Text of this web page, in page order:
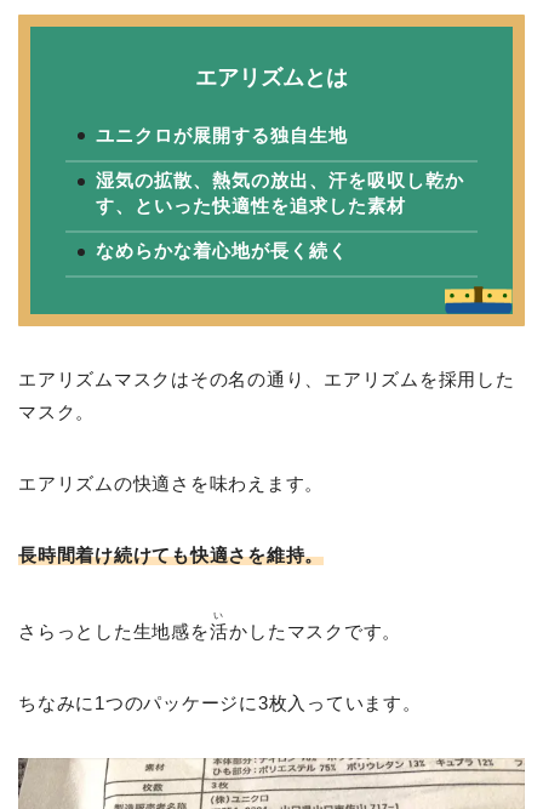
エアリズムとは
ユニクロが展開する独自生地
湿気の拡散、熱気の放出、汗を吸収し乾か
す、といった快適性を追求した素材
なめらかな着心地が長く続く
エアリズムマスクはその名の通り、エアリズムを採用した
マスク。
エアリズムの快適さを味わえます。
長時間着け続けても快適さを維持。
さらっとした生地感を活
い
かしたマスクです。
ちなみに1つのパッケージに3枚入っています。